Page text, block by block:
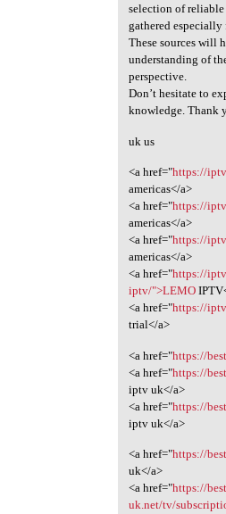
selection of
gathered especially
These sources will
understanding of
perspective.
Don’t hesitate to
knowledge. Thank
uk us
<a href="https://
americas</a>
<a href="https://
americas</a>
<a href="https://
americas</a>
<a href="https://
iptv/">LEMO
<a href="https://
trial</a>
<a href="https://
<a href="https://
iptv uk</a>
<a href="https://
iptv uk</a>
<a href="https://
uk</a>
<a href="https://
uk.net/tv/